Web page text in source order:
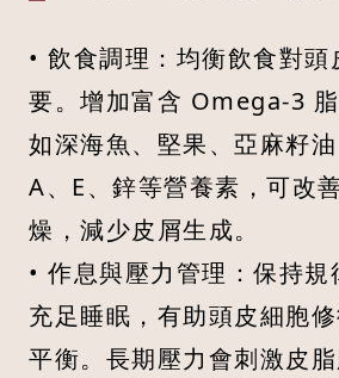
• 飲食調理：均衡飲食對頭
要。增加富含 Omega-3 脂
如深海魚、堅果、亞麻籽
A、E、鋅等營養素，可改
燥，減少皮屑生成。
• 作息與壓力管理：保持規
充足睡眠，有助頭皮細胞
平衡。長期壓力會刺激皮脂